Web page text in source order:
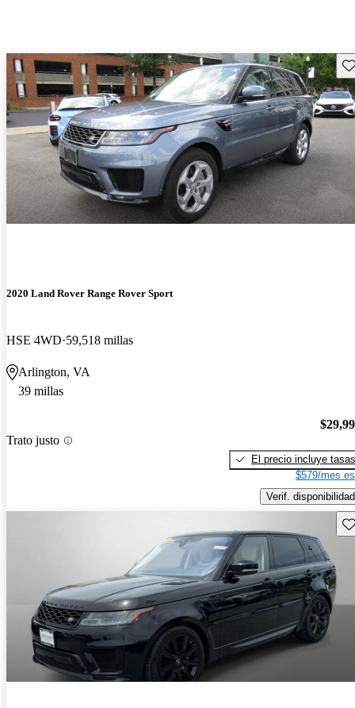
2020 Land Rover Range Rover Sport
HSE 4WD 59,518 millas
Arlington, VA
39 millas
Trato justo
El precio incluye tasas
$579/mes
Verif. disponibilidad